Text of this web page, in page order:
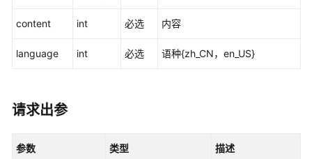
管
员
认
content int 必选 内容
language int 必选 语种{zh_CN，en_US}
请求出参
参数 类型 描述